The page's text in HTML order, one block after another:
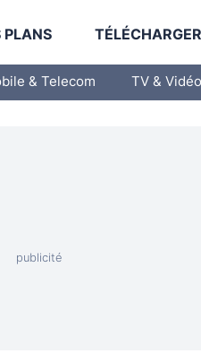
PLANS
& Telecom TV & Vidéo